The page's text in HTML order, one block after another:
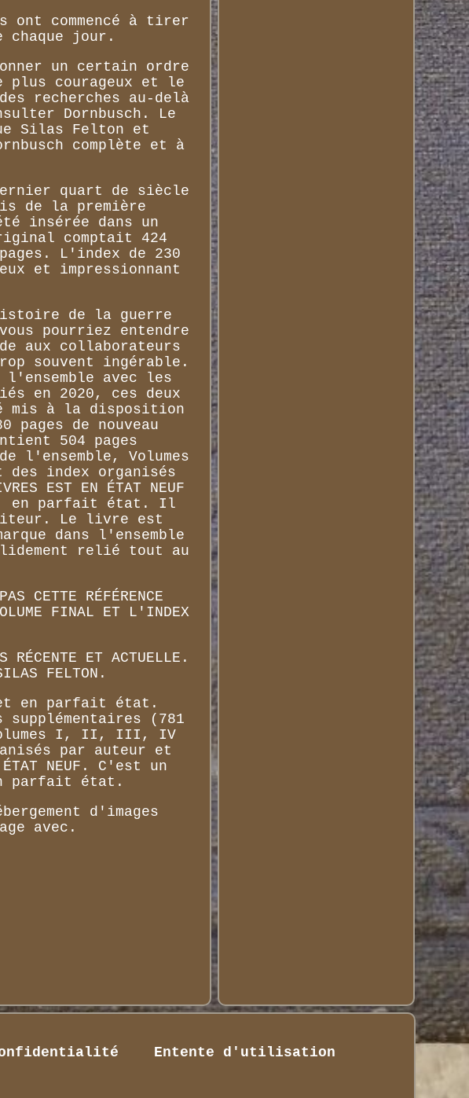
ont commencé à tirer
chaque jour.
un certain ordre
plus courageux et le
recherches au-delà
Dornbusch. Le
Silas Felton et
complète et à
quart de siècle
de la première
insérée dans un
comptait 424
L'index de 230
et impressionnant
de la guerre
pourriez entendre
aux collaborateurs
souvent ingérable.
l'ensemble avec les
en 2020, ces deux
mis à la disposition
pages de nouveau
504 pages
l'ensemble, Volumes
index organisés
EST EN ÉTAT NEUF
en parfait état. Il
Le livre est
dans l'ensemble
relié tout au
RÉFÉRENCE
FINAL ET L'INDEX
ET ACTUELLE.
FELTON.
et en parfait état.
(781
I, II, III, IV
par auteur et
NEUF. C'est un
parfait état.
d'images
avec.
Entente d'utilisation